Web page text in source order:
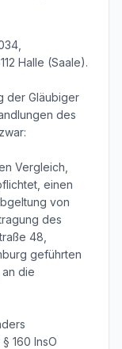
Halle (Saale).
der Gläubiger
des
Vergleich,
einen
von
des
48,
geführten
die
160 InsO